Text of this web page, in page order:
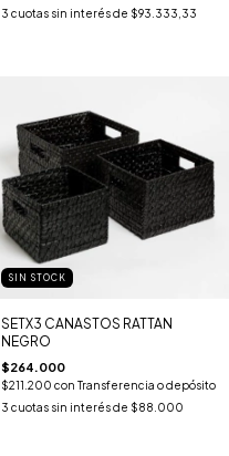
3 cuotas sin interés de $93.333,33
SIN STOCK
SETX3 CANASTOS RATTAN
NEGRO
$264.000
$211.200 con Transferencia o depósito
3 cuotas sin interés de $88.000